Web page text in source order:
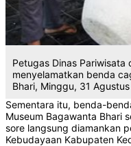
Petugas Dinas
menyelamatkan benda
Bhari, Minggu, 31
Sementara itu, benda-
Museum Bagawanta Bhari
sore langsung diamankan
Kebudayaan Kabupaten